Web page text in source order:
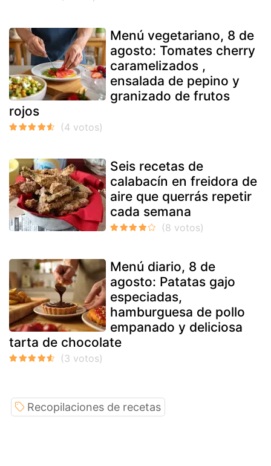
Menú vegetariano, 8 de
agosto: Tomates cherry
caramelizados ,
ensalada de pepino y
granizado de frutos
rojos
Seis recetas de
calabacín en freidora de
aire que querrás repetir
cada semana
Menú diario, 8 de
agosto: Patatas gajo
especiadas,
hamburguesa de pollo
empanado y deliciosa
tarta de chocolate
Recopilaciones de recetas